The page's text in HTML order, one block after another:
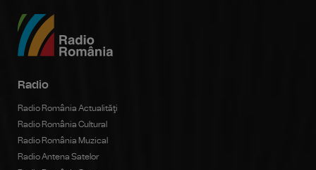
Radio
Radio România Actualităţi
Radio România Cultural
Radio România Muzical
Radio Antena Satelor